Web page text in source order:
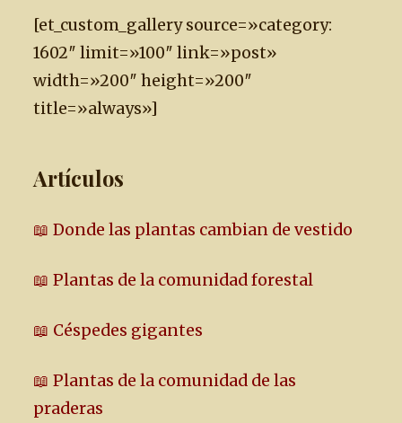
[et_custom_gallery source=»category:
1602″ limit=»100″ link=»post»
width=»200″ height=»200″
title=»always»]
Artículos
📖 Donde las plantas cambian de vestido
📖 Plantas de la comunidad forestal
📖 Céspedes gigantes
📖 Plantas de la comunidad de las
praderas